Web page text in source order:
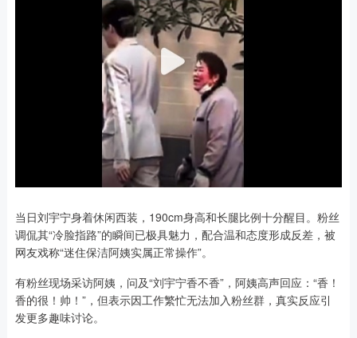
当日刘宇宁身着休闲西装，190cm身高和长腿比例十分醒目。粉丝
调侃其“冷脸指路”的瞬间已极具魅力，配合温和态度形成反差，被
网友戏称“迷住保洁阿姨实属正常操作”。
有粉丝现场采访阿姨，问及“刘宇宁香不香”，阿姨高声回应：“香！
香的很！帅！”，但表示因工作繁忙无法加入粉丝群，真实反应引
发更多趣味讨论。